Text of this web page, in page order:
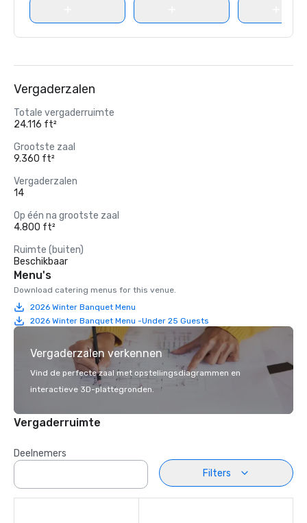
Vergaderzalen
Totale vergaderruimte
24.116 ft²
Grootste zaal
9.360 ft²
Vergaderzalen
14
Op één na grootste zaal
4.800 ft²
Ruimte (buiten)
Beschikbaar
Menu's
Download catering menus for this venue.
2026 Winter Banquet Menu
2026 Winter Banquet Menu -Under 25 Guests
Vergaderzalen verkennen
Vind de perfecte zaal met opstellingsdiagrammen en
interactieve 3D-plattegronden.
Vergaderruimte
Deelnemers
Filters